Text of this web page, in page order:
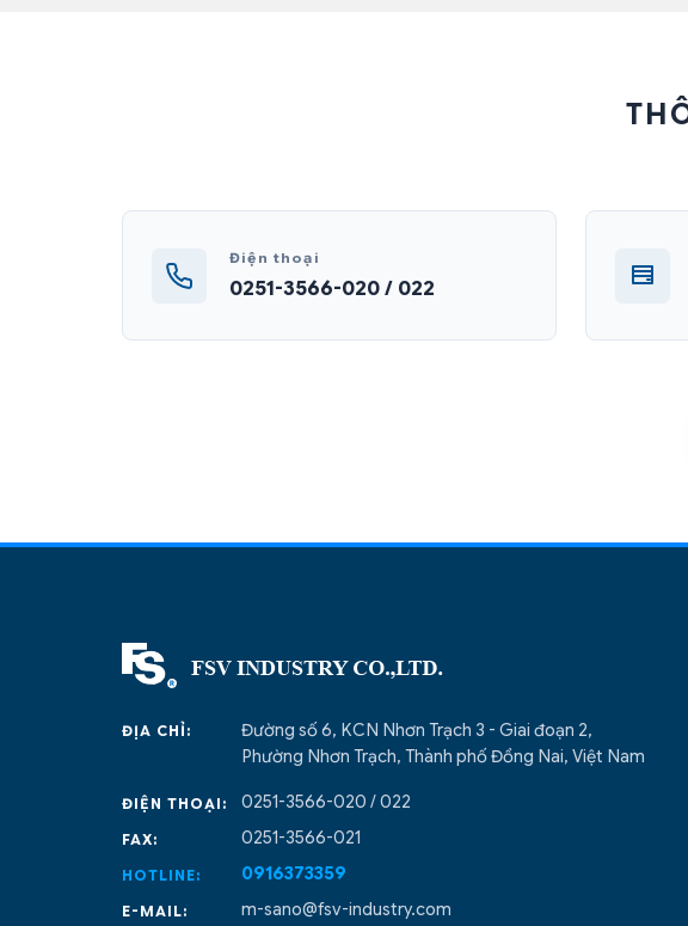
Điện thoại
0251-3566-020 / 022
ĐỊA CHỈ:
Đường số 6, KCN Nhơn Trạch 3 - Giai đoạn 2,
Phường Nhơn Trạch, Thành phố Đồng Nai, Việt Nam
ĐIỆN THOẠI: 0251-3566-020 / 022
FAX: 0251-3566-021
HOTLINE: 0916373359
E-MAIL: m-sano@fsv-industry.com